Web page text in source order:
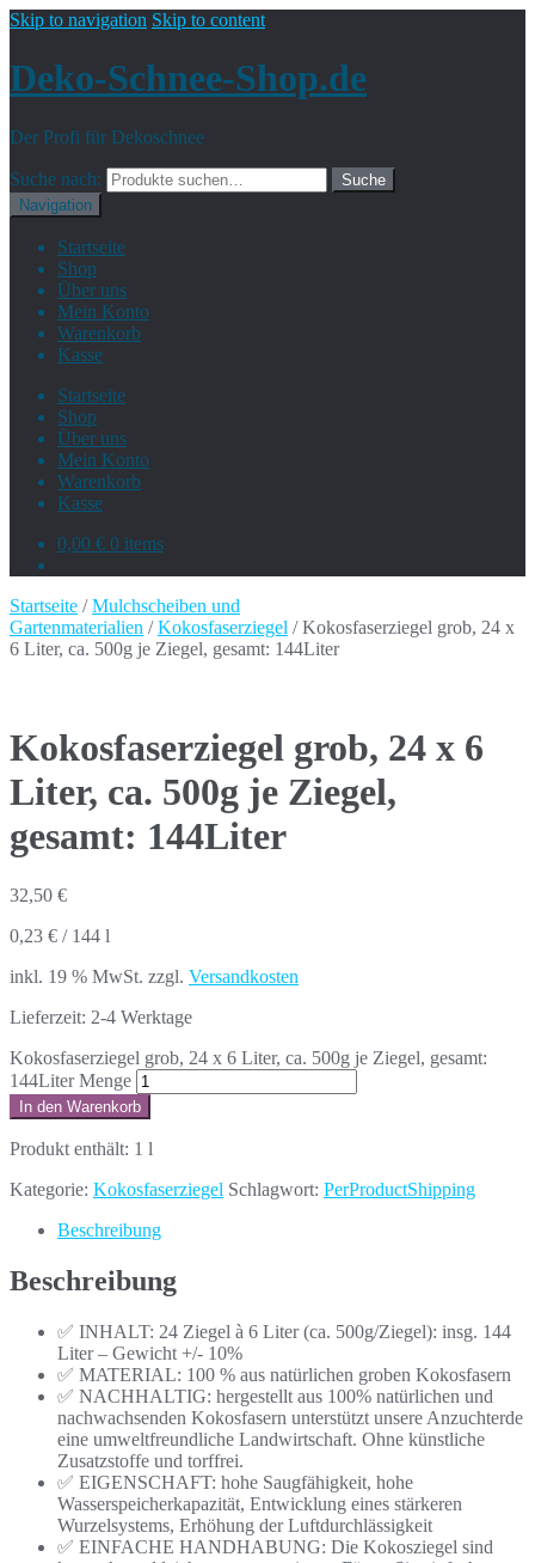
Skip to navigation Skip to content
Deko-Schnee-Shop.de
Der Profi für Dekoschnee
Suche nach:
Suche
Navigation
Startseite
Shop
Über uns
Mein Konto
Warenkorb
Kasse
Startseite
Shop
Über uns
Mein Konto
Warenkorb
Kasse
0,00 € 0 items
Startseite /Mulchscheiben und
Gartenmaterialien /Kokosfaserziegel / Kokosfaserziegel grob, 24 x
6 Liter, ca. 500g je Ziegel, gesamt: 144Liter
Kokosfaserziegel grob, 24 x 6
Liter, ca. 500g je Ziegel,
gesamt: 144Liter
32,50 €
0,23 € / 144 l
inkl. 19 % MwSt. zzgl. Versandkosten
Lieferzeit: 2-4 Werktage
Kokosfaserziegel grob, 24 x 6 Liter, ca. 500g je Ziegel, gesamt:
144Liter Menge
In den Warenkorb
Produkt enthält: 1 l
Kategorie: Kokosfaserziegel Schlagwort: PerProductShipping
Beschreibung
Beschreibung
✅ INHALT: 24 Ziegel à 6 Liter (ca. 500g/Ziegel): insg. 144
Liter – Gewicht +/- 10%
✅ MATERIAL: 100 % aus natürlichen groben Kokosfasern
✅ NACHHALTIG: hergestellt aus 100% natürlichen und
nachwachsenden Kokosfasern unterstützt unsere Anzuchterde
eine umweltfreundliche Landwirtschaft. Ohne künstliche
Zusatzstoffe und torffrei.
✅ EIGENSCHAFT: hohe Saugfähigkeit, hohe
Wasserspeicherkapazität, Entwicklung eines stärkeren
Wurzelsystems, Erhöhung der Luftdurchlässigkeit
✅ EINFACHE HANDHABUNG: Die Kokosziegel sind